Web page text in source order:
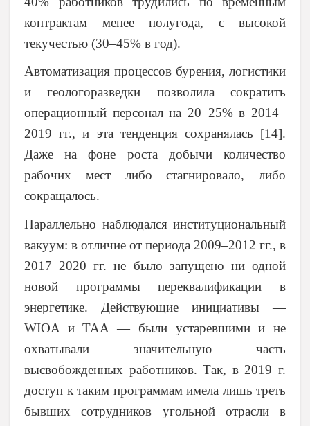
контрактам менее полугода, с высокой
текучестью (30–45% в год).
Автоматизация процессов бурения, логистики
и геологоразведки позволила сократить
операционный персонал на 20–25% в 2014–
2019 гг., и эта тенденция сохранялась [14].
Даже на фоне роста добычи количество
рабочих мест либо стагнировало, либо
сокращалось.
Параллельно наблюдался институциональный
вакуум: в отличие от периода 2009–2012 гг., в
2017–2020 гг. не было запущено ни одной
новой программы переквалификации в
энергетике. Действующие инициативы —
WIOA и TAA — были устаревшими и не
охватывали значительную часть
высвобожденных работников. Так, в 2019 г.
доступ к таким программам имела лишь треть
бывших сотрудников угольной отрасли в